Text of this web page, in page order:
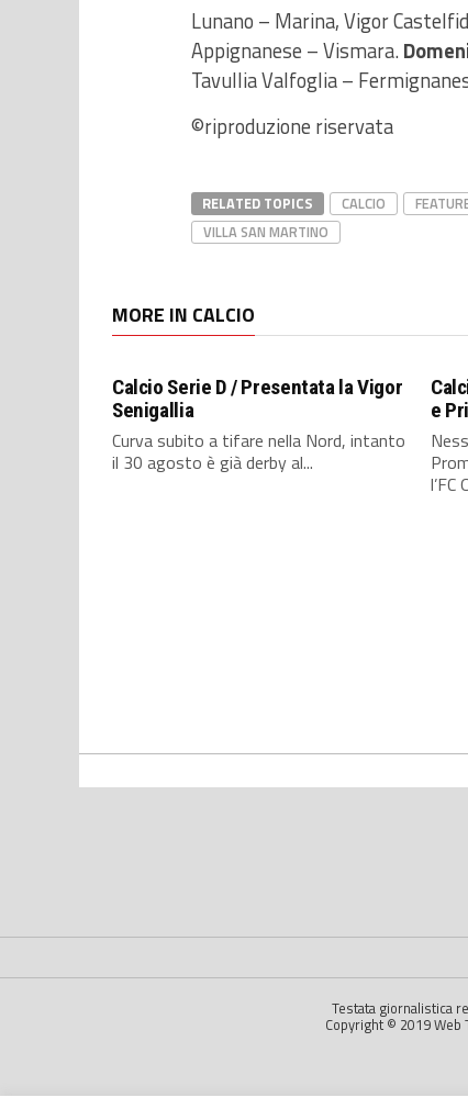
Lunano – Marina, Vigor
Appignanese – Vismara.
Tavullia Valfoglia –
©riproduzione riservata
RELATED TOPICS CALCIO
VILLA SAN MARTINO
MORE IN CALCIO
Calcio Serie D / Presentata la Vigor
Senigallia
Curva subito a tifare nella Nord, intanto
il 30 agosto è già derby al...
e
l’FC
Testata giornalistica
Copyright © 2019 Web